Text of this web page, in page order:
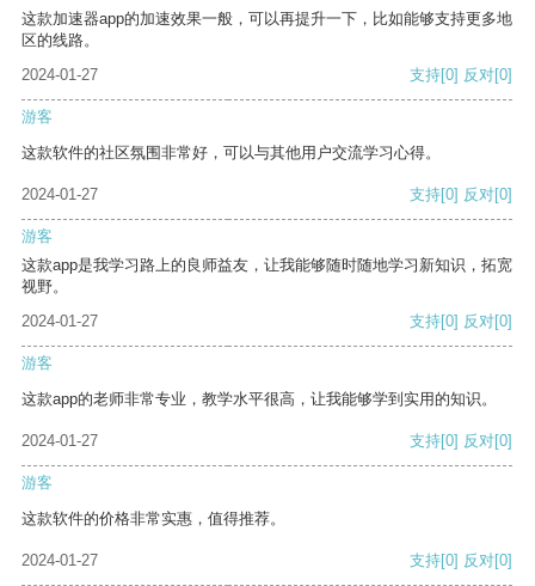
这款加速器app的加速效果一般，可以再提升一下，比如能够支持更多地
区的线路。
2024-01-27
支持[0] 反对[0]
游客
这款软件的社区氛围非常好，可以与其他用户交流学习心得。
2024-01-27 支持[0] 反对[0]
游客
这款app是我学习路上的良师益友，让我能够随时随地学习新知识，拓宽
视野。
2024-01-27
支持[0] 反对[0]
游客
这款app的老师非常专业，教学水平很高，让我能够学到实用的知识。
2024-01-27 支持[0] 反对[0]
游客
这款软件的价格非常实惠，值得推荐。
2024-01-27 支持[0] 反对[0]